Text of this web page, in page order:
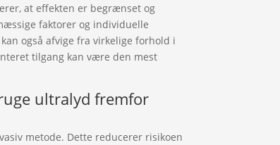
at effekten er begrænset og
faktorer og individuelle
også afvige fra virkelige forhold i
tilgang kan være den mest
ultralyd fremfor
metode. Dette reducerer risikoen